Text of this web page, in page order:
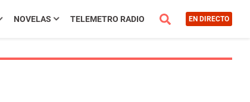
NOVELAS TELEMETRO RADIO EN DIRECTO